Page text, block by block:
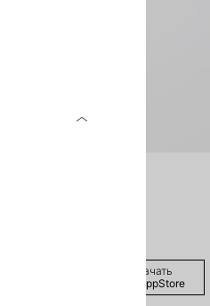
Скачать
в AppStore